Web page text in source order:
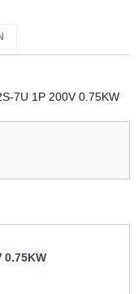
7U 1P 200V 0.75KW
0.75KW